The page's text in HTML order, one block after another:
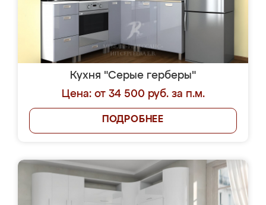
Кухня "Серые герберы"
Цена: от 34 500 руб. за п.м.
ПОДРОБНЕЕ